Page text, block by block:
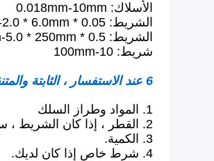
الأسلاك: 0.018mm-10mm
الشريط: 0.05 * 0.2mm-2.0 * 6.0mm
الشريط: 0.5 * 5.0mm-5.0 * 250mm
شريط: 10-100mm
6 عند الاستفسار ، الثابتة والمتنقلة تحديد التفاصيل
1. المواد وطراز السلك
2. القطر ، إذا كان الشريط ، سمك وعرض ؛
3. الكمية.
4. شرط خاص إذا كان لديك.